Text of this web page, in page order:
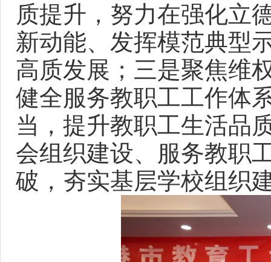
质提升，努力在强化立
新动能、发挥模范典型
高质发展；三是聚焦维
健全服务教职工工作体
当，提升教职工生活品
会组织建设、服务教职
破，夯实基层学校组织